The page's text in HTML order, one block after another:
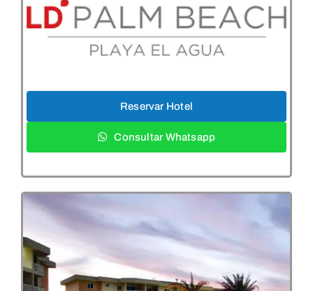
Reservar Hotel
Consultar Whatsapp